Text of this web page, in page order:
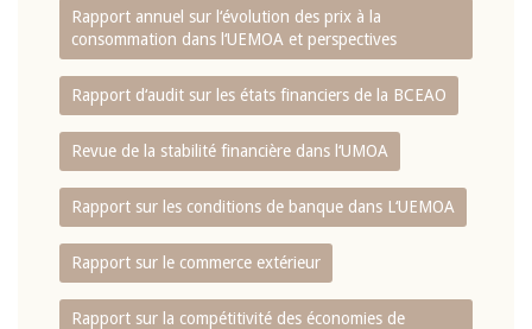
Rapport annuel sur l‘évolution des prix à la
consommation dans l‘UEMOA et perspectives
Rapport d‘audit sur les états financiers de la BCEAO
Revue de la stabilité financière dans l‘UMOA
Rapport sur les conditions de banque dans L‘UEMOA
Rapport sur le commerce extérieur
Rapport sur la compétitivité des économies de